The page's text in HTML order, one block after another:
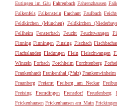
Eutingen im Gäu Fahrenbach Fahrenzhausen
Falkenfels Falkenstein Farchant Faulbach
Feldkirchen (München)
Feldkirchen
Fellheim
Fensterbach Feucht Feuchtwangen
Finning Finningen Finsing Fischach
Flachslanden Fladungen Flein Fleischwangen
Winzeln Forbach Forchheim Forchtenberg
Frankenhardt Frankenthal (Pfalz) Frankenwinheim
Fraunberg Freiamt Freiberg am Neckar
Freising
Fremdingen Frensdorf Freudenberg
Frickenhausen Frickenhausen am Main Frickingen